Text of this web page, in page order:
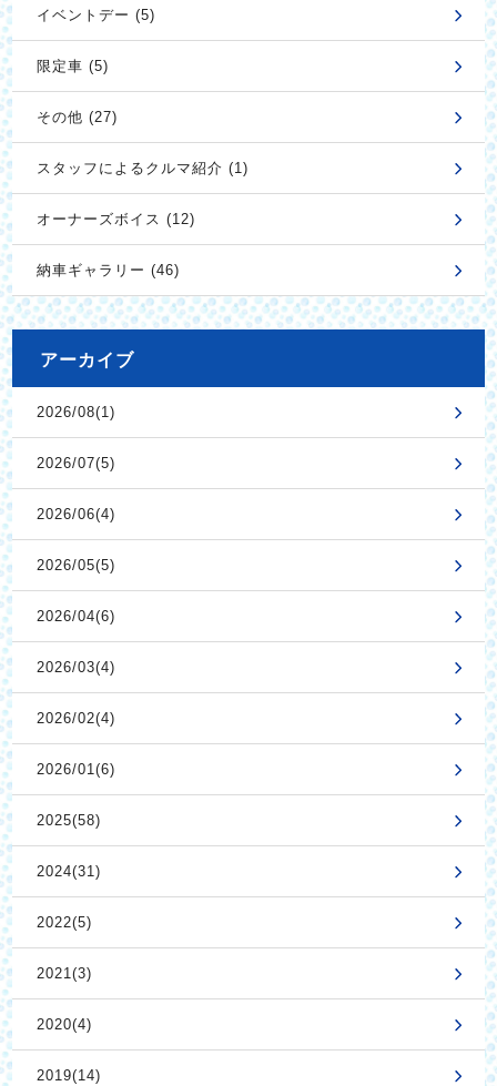
イベントデー (5)
限定車 (5)
その他 (27)
スタッフによるクルマ紹介 (1)
オーナーズボイス (12)
納車ギャラリー (46)
アーカイブ
2026/08(1)
2026/07(5)
2026/06(4)
2026/05(5)
2026/04(6)
2026/03(4)
2026/02(4)
2026/01(6)
2025(58)
2024(31)
2022(5)
2021(3)
2020(4)
2019(14)